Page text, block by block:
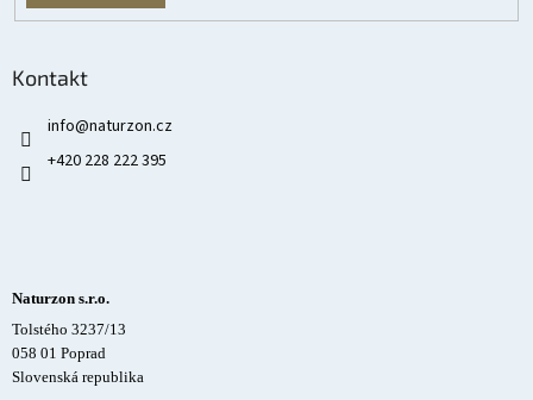
Kontakt
info@naturzon.cz
+420 228 222 395
Naturzon s.r.o.
Tolstého 3237/13
058 01 Poprad
Slovenská republika